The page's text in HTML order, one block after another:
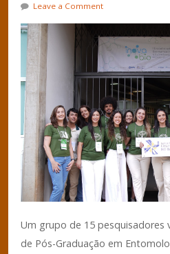
Leave a Comment
Um grupo de 15 pesquisadores
de Pós-Graduação em